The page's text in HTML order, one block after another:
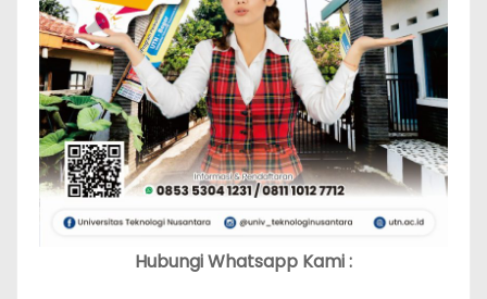
Hubungi Whatsapp Kami :